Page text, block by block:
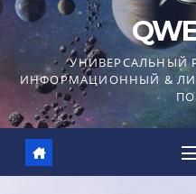
УНИВЕРСАЛЬНЫЙ
ИНФОРМАЦИОННЫЙ &